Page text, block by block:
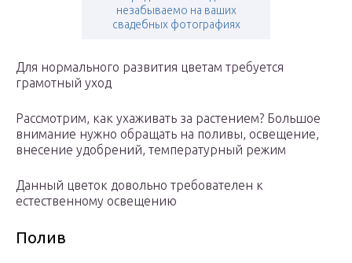
незабываемо на ваших
свадебных фотографиях
Для нормального развития цветам требуется
грамотный уход
Рассмотрим, как ухаживать за растением? Большое
внимание нужно обращать на поливы, освещение,
внесение удобрений, температурный режим
Данный цветок довольно требователен к
естественному освещению
Полив